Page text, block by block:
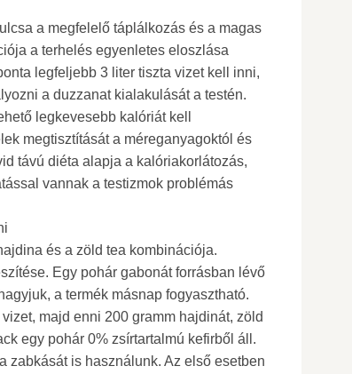
a megfelelő táplálkozás és a magas
a terhelés egyenletes eloszlása
legfeljebb 3 liter tiszta vizet kell inni,
a duzzanat kialakulását a testén.
legkevesebb kalóriát kell
megtisztítását a méreganyagoktól és
távú diéta alapja a kalóriakorlátozás,
vannak a testizmok problémás
és a zöld tea kombinációja.
Egy pohár gabonát forrásban lévő
a termék másnap fogyasztható.
majd enni 200 gramm hajdinát, zöld
egy pohár 0% zsírtartalmú kefirből áll.
zabkását is használunk. Az első esetben